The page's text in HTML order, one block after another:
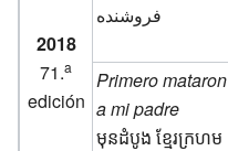
2018
71.a
edición
فروشنده
Primero mataron
a mi padre
មុនដំបូង ខ្មែរក្រហម